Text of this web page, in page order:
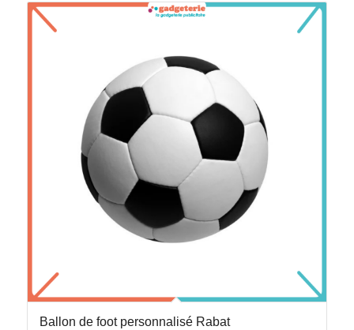
Ballon de foot personnalisé Rabat